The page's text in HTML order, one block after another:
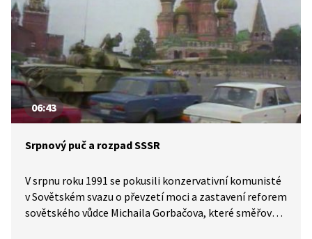
06:43
Srpnový puč a rozpad SSSR
V srpnu roku 1991 se pokusili konzervativní komunisté
v Sovětském svazu o převzetí moci a zastavení reforem
sovětského vůdce Michaila Gorbačova, které směřovaly